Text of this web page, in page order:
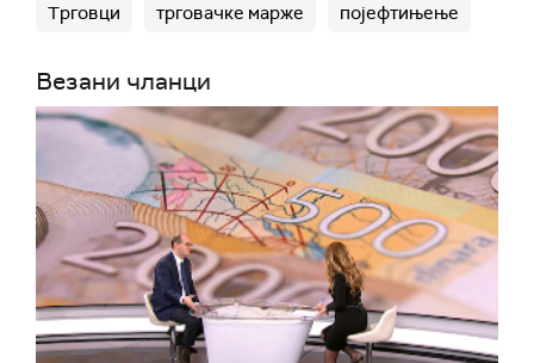
Трговци трговачке марже појефтињење
Везани чланци